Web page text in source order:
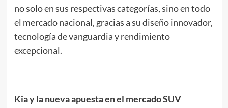
no solo en sus respectivas categorías, sino en todo
el mercado nacional, gracias a su diseño innovador,
tecnología de vanguardia y rendimiento
excepcional.
Kia y la nueva apuesta en el mercado SUV